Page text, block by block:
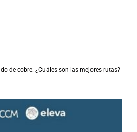
de cobre: ¿Cuáles son las mejores rutas?